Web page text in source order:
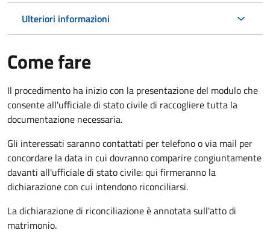
Ulteriori informazioni
Come fare
Il procedimento ha inizio con la presentazione del modulo che
consente all'ufficiale di stato civile di raccogliere tutta la
documentazione necessaria.
Gli interessati saranno contattati per telefono o via mail per
concordare la data in cui dovranno comparire congiuntamente
davanti all'ufficiale di stato civile: qui firmeranno la
dichiarazione con cui intendono riconciliarsi.
La dichiarazione di riconciliazione è annotata sull'atto di
matrimonio.